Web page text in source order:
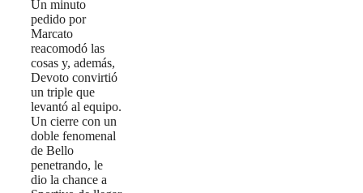
Un minuto
pedido por
Marcato
reacomodó las
cosas y, además,
Devoto convirtió
un triple que
levantó al equipo.
Un cierre con un
doble fenomenal
de Bello
penetrando, le
dio la chance a